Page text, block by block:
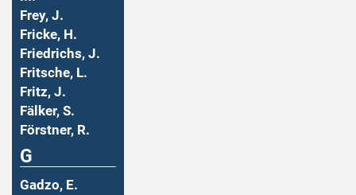
Frey, J.
Fricke, H.
Friedrichs, J.
Fritsche, L.
Fritz, J.
Fälker, S.
Förstner, R.
G
Gadzo, E.